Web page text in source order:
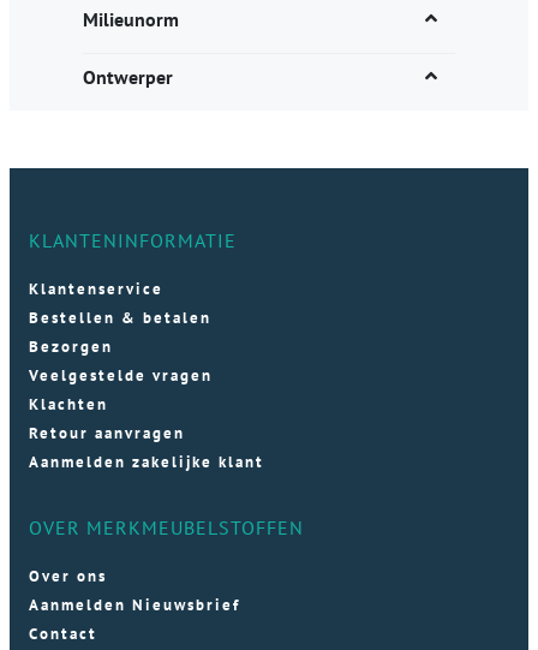
Milieunorm
Ontwerper
KLANTENINFORMATIE
Klantenservice
Bestellen & betalen
Bezorgen
Veelgestelde vragen
Klachten
Retour aanvragen
Aanmelden zakelijke klant
OVER MERKMEUBELSTOFFEN
Over ons
Aanmelden Nieuwsbrief
Contact